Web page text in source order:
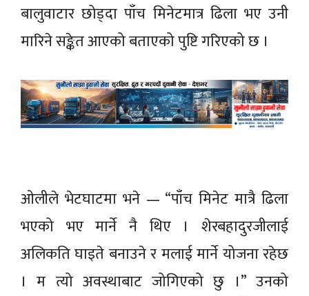
बालुवाटार छोड्दा पाँच मिनेटमात्र ढिला भए उनी
मारिने सङ्केत आएको बताएको पुष्टि गरिएको छ ।
ओलीले भेटघाटमा भने — “पाँच मिनेट मात्रै ढिला
भएको भए मार्ने नै थिए । शेरबहादुरजीलाई
अलिकति घाइते बनाउने र मलाई मार्ने योजना रहेछ
। म त्यो अवस्थाबाट जोगिएको छु ।” उनको